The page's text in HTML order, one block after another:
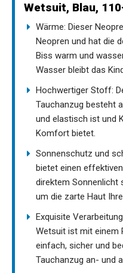
Wetsuit, Blau,
Wärme: Dieser
Neopren und hat die
Biss warm und
Wasser bleibt das
Hochwertiger Stoff:
Tauchanzug besteht
und elastisch ist und
Komfort bietet.
Sonnenschutz und
bietet einen
direktem Sonnenlicht
um die zarte Haut
Exquisite
Wetsuit ist mit einem
einfach, sicher und
Tauchanzug an- und